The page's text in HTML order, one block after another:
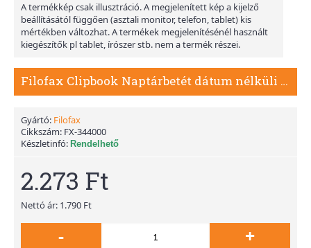
A termékkép csak illusztráció. A megjelenített kép a kijelző
beállításától függően (asztali monitor, telefon, tablet) kis
mértékben változhat. A termékek megjelenítésénél használt
kiegészítők pl tablet, írószer stb. nem a termék részei.
Filofax Clipbook Naptárbetét dátum nélküli Heti Personal
Gyártó: Filofax
Cikkszám: FX-344000
Készletinfó: Rendelhető
2.273 Ft
Nettó ár: 1.790 Ft
- +